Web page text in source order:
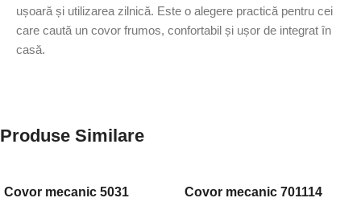
ușoară și utilizarea zilnică. Este o alegere practică pentru cei
care caută un covor frumos, confortabil și ușor de integrat în
casă.
Produse Similare
Covor mecanic 5031 Covor mecanic 701114